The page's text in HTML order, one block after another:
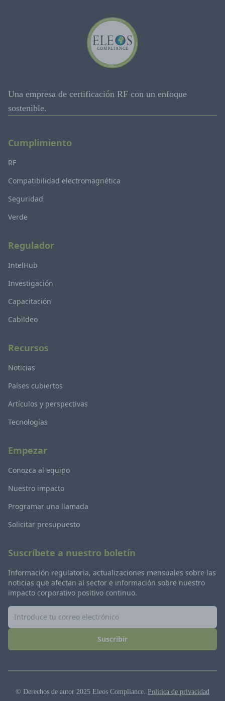
Una empresa de certificación RF con un enfoque
sostenible.
Cumplimiento
RF
Compatibilidad electromagnética
Seguridad
Verde
Regulador
IntelHub
Investigación
Capacitación
Cabildeo
Recursos
Noticias
Países cubiertos
Artículos y perspectivas
Tecnologías
Empezar
Conozca al equipo
Nuestro impacto
Programar una llamada
Solicitar presupuesto
Suscríbete a nuestro boletín
Información regulatoria, actualizaciones mensuales sobre las
noticias que afectan al sector e información sobre nuestro
impacto corporativo positivo continuo.
Suscribir
© Derechos de autor 2025 Eleos Compliance. Política de privacidad